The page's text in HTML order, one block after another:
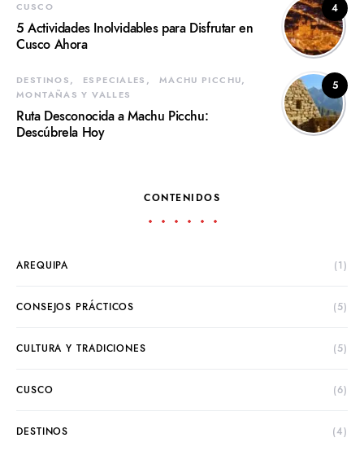
4
CUSCO
5 Actividades Inolvidables para Disfrutar en
Cusco Ahora
5
DESTINOS ESPECIALES
MACHU PICCHU
MONTAÑAS Y VALLES
Ruta Desconocida a Machu Picchu:
Descúbrela Hoy
CONTENIDOS
AREQUIPA (1)
CONSEJOS PRÁCTICOS (5)
CULTURA Y TRADICIONES (5)
CUSCO (6)
DESTINOS (4)